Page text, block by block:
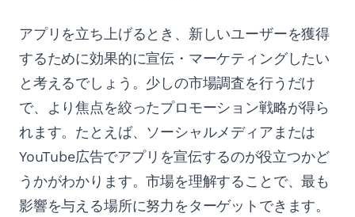
アプリを立ち上げるとき、新しいユーザーを獲得
するために効果的に宣伝・マーケティングしたい
と考えるでしょう。少しの市場調査を行うだけ
で、より焦点を絞ったプロモーション戦略が得ら
れます。たとえば、ソーシャルメディアまたは
YouTube広告でアプリを宣伝するのが役立つかど
うかがわかります。市場を理解することで、最も
影響を与える場所に努力をターゲットできます。